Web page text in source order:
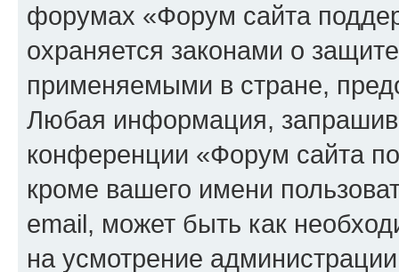
форумах «Форум сайта
охраняется законами о
применяемыми в стране,
Любая информация,
конференции «Форум сайта
кроме вашего имени
email, может быть как
на усмотрение